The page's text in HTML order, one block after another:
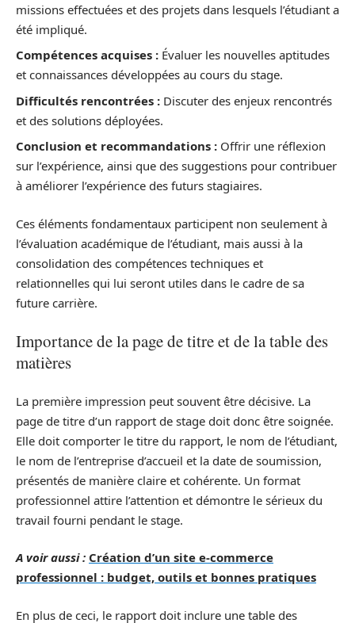
missions effectuées et des projets dans lesquels l’étudiant a
été impliqué.
Compétences acquises : Évaluer les nouvelles aptitudes
et connaissances développées au cours du stage.
Difficultés rencontrées : Discuter des enjeux rencontrés
et des solutions déployées.
Conclusion et recommandations : Offrir une réflexion
sur l’expérience, ainsi que des suggestions pour contribuer
à améliorer l’expérience des futurs stagiaires.
Ces éléments fondamentaux participent non seulement à
l’évaluation académique de l’étudiant, mais aussi à la
consolidation des compétences techniques et
relationnelles qui lui seront utiles dans le cadre de sa
future carrière.
Importance de la page de titre et de la table des
matières
La première impression peut souvent être décisive. La
page de titre d’un rapport de stage doit donc être soignée.
Elle doit comporter le titre du rapport, le nom de l’étudiant,
le nom de l’entreprise d’accueil et la date de soumission,
présentés de manière claire et cohérente. Un format
professionnel attire l’attention et démontre le sérieux du
travail fourni pendant le stage.
A voir aussi : Création d’un site e-commerce
professionnel : budget, outils et bonnes pratiques
En plus de ceci, le rapport doit inclure une table des